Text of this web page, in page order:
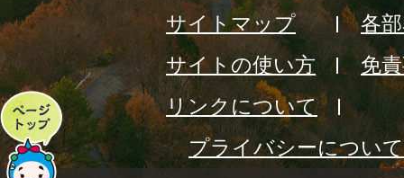
ペ
ー
サイトマップ
各
サイトの使い方
免
リンクについて
プライバシーについて